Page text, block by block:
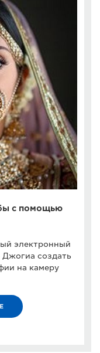
с помощью
электронный
создать
на камеру